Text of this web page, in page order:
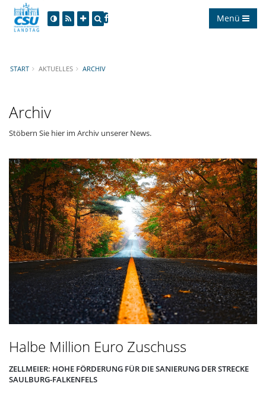
Menü
START AKTUELLES ARCHIV
Archiv
Stöbern Sie hier im Archiv unserer News.
Halbe Million Euro Zuschuss
ZELLMEIER: HOHE FÖRDERUNG FÜR DIE SANIERUNG DER STRECKE
SAULBURG-FALKENFELS